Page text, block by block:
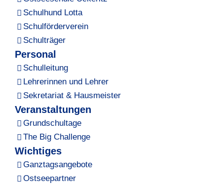
Schulhund Lotta
Schulförderverein
Schulträger
Personal
Schulleitung
Lehrerinnen und Lehrer
Sekretariat & Hausmeister
Veranstaltungen
Grundschultage
The Big Challenge
Wichtiges
Ganztagsangebote
Ostseepartner